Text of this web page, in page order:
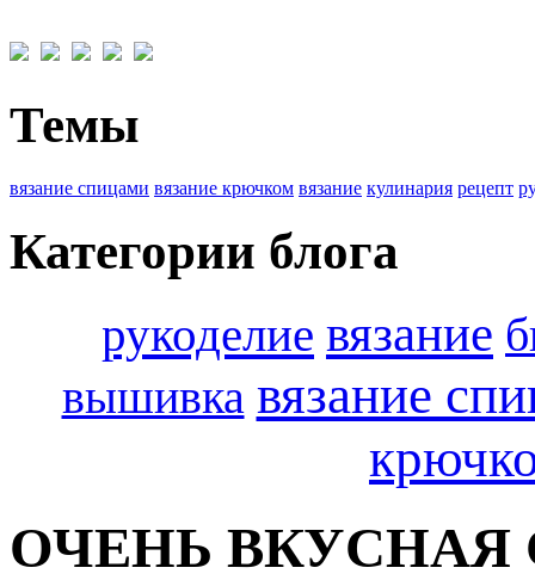
Темы
вязание спицами вязание крючком вязание кулинария рецепт
Категории блога
рукоделие вязание
вышивка вязание
ОЧЕНЬ ВКУСНАЯ